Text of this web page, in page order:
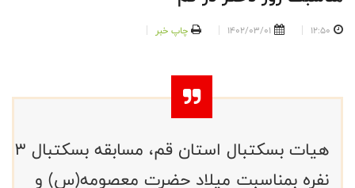
12:50
1402/03/01 چاپ خبر
هیات بسکتبال استان قم، مسابقه بسکتبال ۳
نفره بمناسبت میلاد حضرت معصومه(س) و